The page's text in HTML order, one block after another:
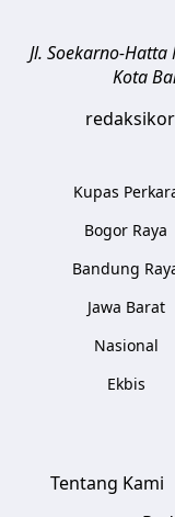
Jl. Soekarno-
Kota
Kupas
Bogor Raya
Bandung
Jawa Barat
Nasional
Ekbis
Tentang Kami